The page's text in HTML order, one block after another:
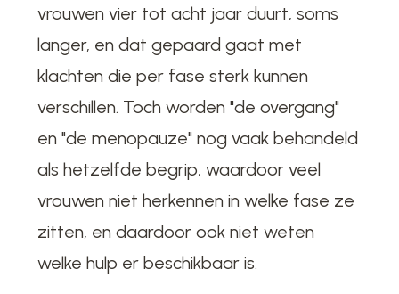
vrouwen vier tot acht jaar duurt, soms
langer, en dat gepaard gaat met
klachten die per fase sterk kunnen
verschillen. Toch worden "de overgang"
en "de menopauze" nog vaak behandeld
als hetzelfde begrip, waardoor veel
vrouwen niet herkennen in welke fase ze
zitten, en daardoor ook niet weten
welke hulp er beschikbaar is.